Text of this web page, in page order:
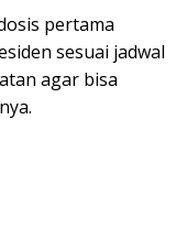
pertama
sesuai jadwal
agar bisa